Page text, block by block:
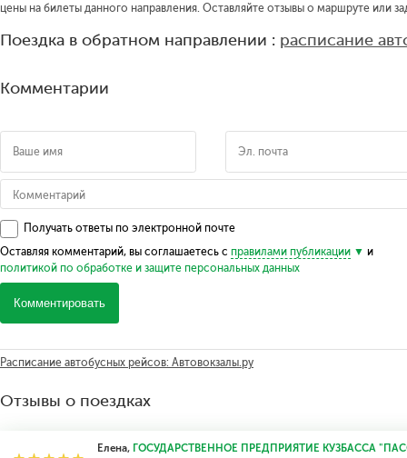
цены на билеты данного направления. Оставляйте отзывы о маршруте или
Поездка в обратном направлении : расписание
Комментарии
Получать ответы по электронной почте
Оставляя комментарий, вы соглашаетесь с правилами публикации
и
политикой по обработке и защите персональных данных
Комментировать
Расписание автобусных рейсов: Автовокзалы.ру
Отзывы о поездках
Елена, ГОСУДАРСТВЕННОЕ ПРЕДПРИЯТИЕ КУЗБАССА